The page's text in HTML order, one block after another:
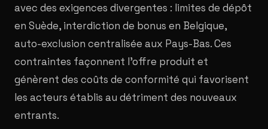
avec des exigences divergentes : limites de dépôt
en Suède, interdiction de bonus en Belgique,
auto-exclusion centralisée aux Pays-Bas. Ces
contraintes façonnent l'offre produit et
génèrent des coûts de conformité qui favorisent
les acteurs établis au détriment des nouveaux
entrants.